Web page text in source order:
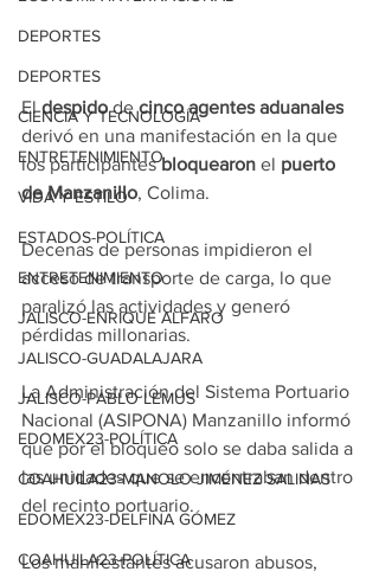
DEPORTES
DEPORTES
CIENCIA Y TECNOLOGÍA
ENTRETENIMIENTO
VIDA Y ESTILO
ESTADOS-POLÍTICA
ENTRETENIMIENTO
JALISCO-ENRIQUE ALFARO
JALISCO-GUADALAJARA
JALISCO-PABLO LEMUS
EDOMEX23-POLÍTICA
COAHUILA23-MANOLO JIMÉNEZ SALINAS
EDOMEX23-DELFINA GÓMEZ
COAHUILA23-POLÍTICA
El despido de cinco agentes aduanales
derivó en una manifestación en la que
los participantes bloquearon el puerto
de Manzanillo, Colima.
Decenas de personas impidieron el
acceso de transporte de carga, lo que
paralizó las actividades y generó
pérdidas millonarias.
La Administración del Sistema Portuario
Nacional (ASIPONA) Manzanillo informó
que por el bloqueo solo se daba salida a
las unidades que se encontraban dentro
del recinto portuario.
Los manifestantes acusaron abusos,